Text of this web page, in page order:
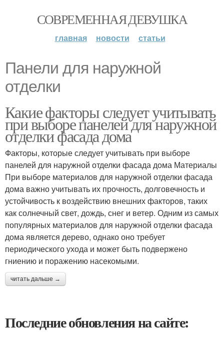
СОВРЕМЕННАЯ ДЕВУШКА
главная новости статьи
Панели для наружной
отделки
Какие факторы следует учитывать
при выборе панелей для наружной
отделки фасада дома
Факторы, которые следует учитывать при выборе
панелей для наружной отделки фасада дома Материалы
При выборе материалов для наружной отделки фасада
дома важно учитывать их прочность, долговечность и
устойчивость к воздействию внешних факторов, таких
как солнечный свет, дождь, снег и ветер. Одним из самых
популярных материалов для наружной отделки фасада
дома является дерево, однако оно требует
периодического ухода и может быть подвержено
гниению и поражению насекомыми.
читать дальше →
Последние обновления на сайте: